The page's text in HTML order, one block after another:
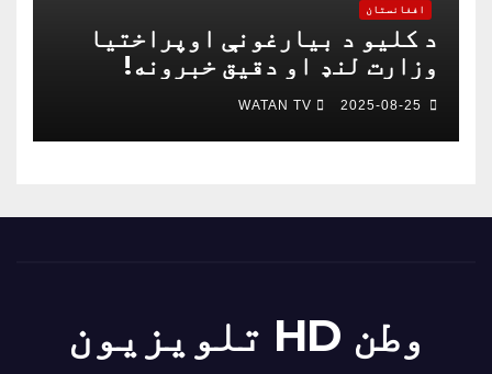
افغانستان
د کلیو د بیارغونې اوپراختیا
وزارت لنډ او دقیق خبرونه!
2025-08-25
WATAN TV
وطن HD تلویزیون